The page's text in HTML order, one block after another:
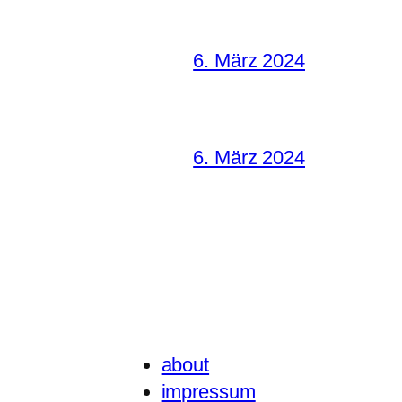
6. März 2024
6. März 2024
about
impressum